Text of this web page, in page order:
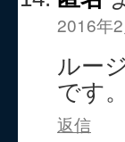
2016年
ルー
です。
返信